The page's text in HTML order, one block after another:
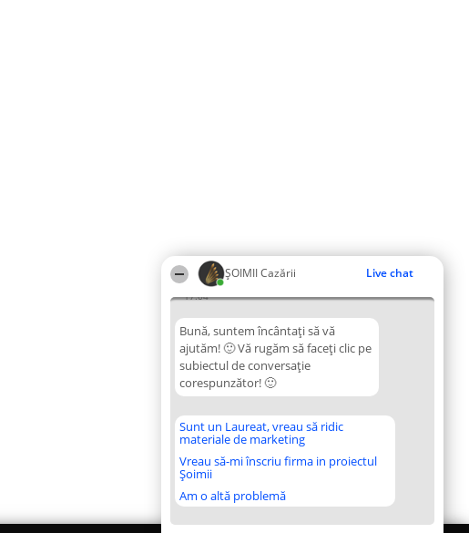
ȘOIMII Cazării Live chat
17:04
Bună, suntem încântați să vă
ajutăm! 🙂 Vă rugăm să faceți clic pe
subiectul de conversație
corespunzător! 🙂
Sunt un Laureat, vreau să ridic
materiale de marketing
Vreau să-mi înscriu firma in proiectul
Șoimii
Am o altă problemă